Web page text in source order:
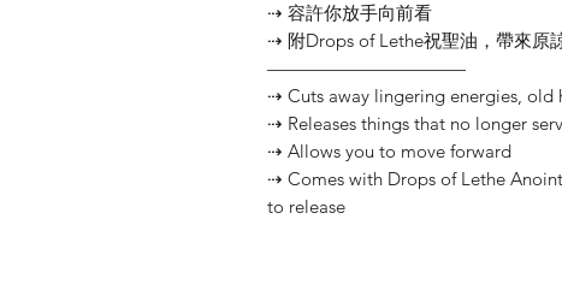
⇢ 容許你放手向前看
⇢ 附Drops of Lethe祝聖油，帶來原
———————————
⇢ Cuts away lingering energies, old
⇢ Releases things that no longer
⇢ Allows you to move forward
⇢ Comes with Drops of Lethe
to release